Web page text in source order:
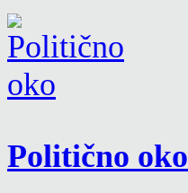
Politično oko